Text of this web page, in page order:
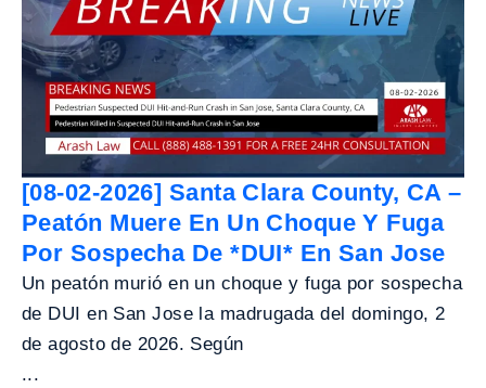
[08-02-2026] Santa Clara County, CA –
Peatón Muere En Un Choque Y Fuga
Por Sospecha De *DUI* En San Jose
Un peatón murió en un choque y fuga por sospecha
de DUI en San Jose la madrugada del domingo, 2
de agosto de 2026. Según
...